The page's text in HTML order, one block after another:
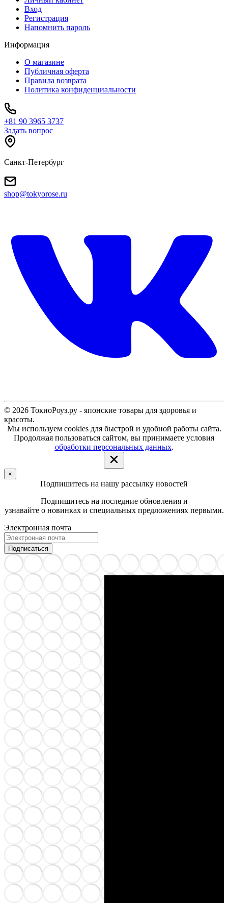
Вход
Регистрация
Напомнить пароль
Информация
О магазине
Публичная оферта
Правила возврата
Политика конфиденциальности
+81 90 3965 3737
Задать вопрос
Санкт-Петербург
shop@tokyorose.ru
© 2026 ТокиоРоуз.ру - японские товары для здоровья и
красоты.
Мы используем cookies для быстрой и удобной работы сайта.
Продолжая пользоваться сайтом, вы принимаете условия
обработки персональных данных.
×
Подпишитесь на нашу рассылку новостей
Подпишитесь на последние обновления и
узнавайте о новинках и специальных предложениях первыми.
Электронная почта
Подписаться